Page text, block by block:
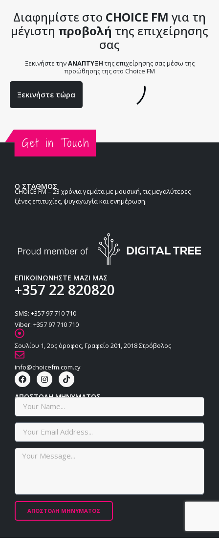
Διαφημίστε στο CHOICE FM για τη
μέγιστη προβολή της επιχείρησης
σας
Ξεκινήστε τηνΑΝΑΠΤΥΞΗ της επιχείρησης σας μέσω της
προώθησης της στο Choice FM
Ξεκινήστε τώρα
Ο ΣΤΑΘΜΟΣ
CHOICE FM – 23 χρόνια γεμάτα με μουσική, τις μεγαλύτερες
ξένες επιτυχίες, ψυγαγωγία και ενημέρωση.
ΕΠΙΚΟΙΝΩΝΗΣΤΕ ΜΑΖΙ ΜΑΣ
+357 22 820820
SMS: +357 97 710 710
Viber: +357 97 710 710
Σουλίου 1, 2ος όροφος, Γραφείο 201, 2018 Στρόβολος
info@choicefm.com.cy
ΑΠΟΣΤΟΛΗ ΜΗΝΥΜΑΤΟΣ
ΑΠΟΣΤΟΛΗ ΜΗΝΥΜΑΤΟΣ